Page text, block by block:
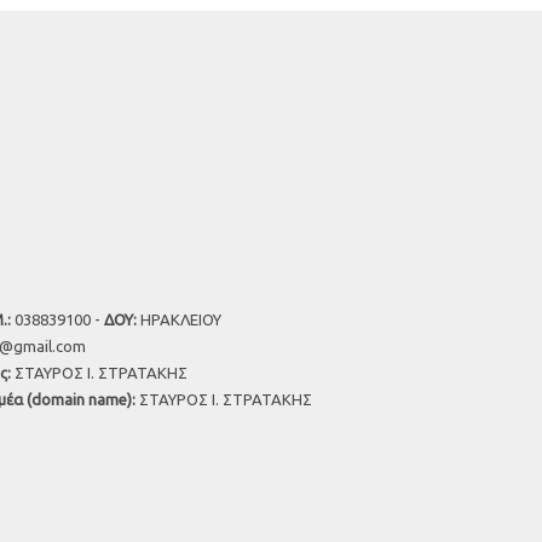
038839100 - ΔΟΥ: ΗΡΑΚΛΕΙΟΥ
ΣΤΑΥΡΟΣ Ι. ΣΤΡΑΤΑΚΗΣ
(domain name): ΣΤΑΥΡΟΣ Ι. ΣΤΡΑΤΑΚΗΣ